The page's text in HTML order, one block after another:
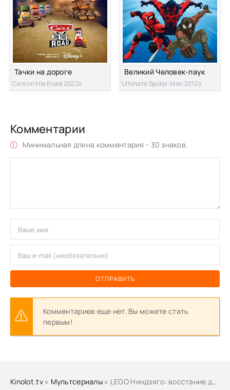
Тачки на дороге
Cars on the Road 2022s
Великий Человек-паук
Ultimate Spider-Man 2012s
Комментарии
Минимальная длина комментария - 30 знаков.
ОТПРАВИТЬ
Комментариев еще нет. Вы можете стать
первым!
Kinolot.tv» Мультсериалы » LEGO Ниндзяго: восстание драконов